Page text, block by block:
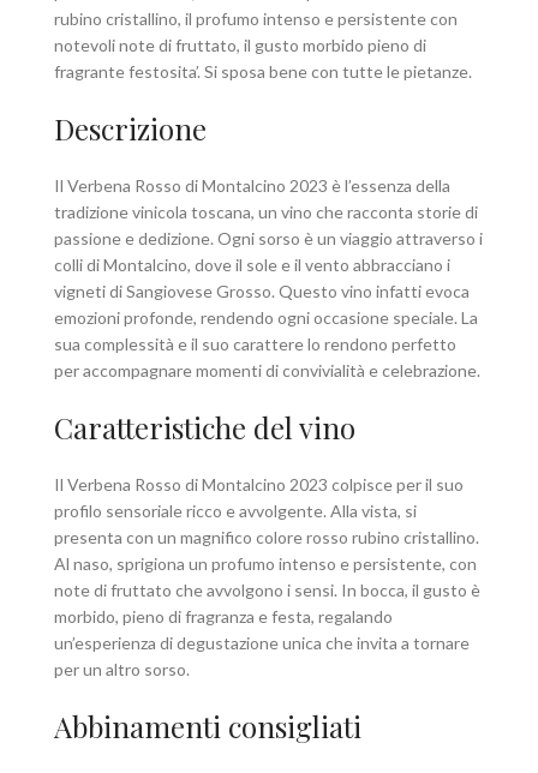
rubino cristallino, il profumo intenso e persistente con
notevoli note di fruttato, il gusto morbido pieno di
fragrante festosita’. Si sposa bene con tutte le pietanze.
Descrizione
Il Verbena Rosso di Montalcino 2023 è l’essenza della
tradizione vinicola toscana, un vino che racconta storie di
passione e dedizione. Ogni sorso è un viaggio attraverso i
colli di Montalcino, dove il sole e il vento abbracciano i
vigneti di Sangiovese Grosso. Questo vino infatti evoca
emozioni profonde, rendendo ogni occasione speciale. La
sua complessità e il suo carattere lo rendono perfetto
per accompagnare momenti di convivialità e celebrazione.
Caratteristiche del vino
Il Verbena Rosso di Montalcino 2023 colpisce per il suo
profilo sensoriale ricco e avvolgente. Alla vista, si
presenta con un magnifico colore rosso rubino cristallino.
Al naso, sprigiona un profumo intenso e persistente, con
note di fruttato che avvolgono i sensi. In bocca, il gusto è
morbido, pieno di fragranza e festa, regalando
un’esperienza di degustazione unica che invita a tornare
per un altro sorso.
Abbinamenti consigliati